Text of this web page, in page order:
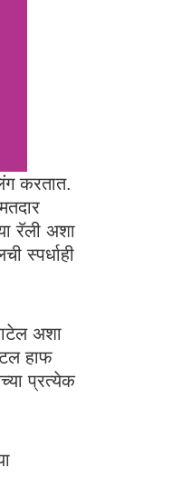
करतात.
रॅली अशा
स्पर्धाही
अशा
हाफ
प्रत्येक